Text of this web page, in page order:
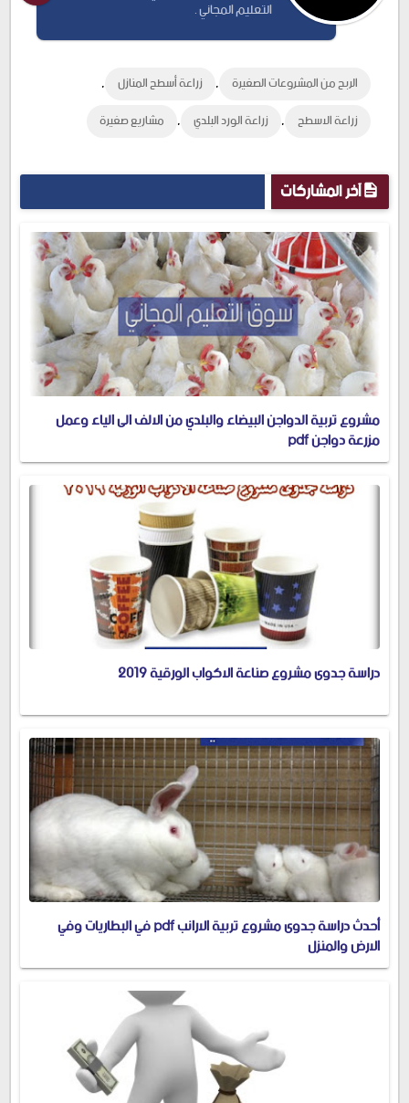
التعليم المجاني .
الربح من المشروعات الصغيرة , زراعة أسطح المنازل ,
زراعة الاسطح , زراعة الورد البلدي , مشاريع صغيرة
آخر المشاركات
مشروع تربية الدواجن البيضاء والبلدي من الالف الى الياء وعمل
مزرعة دواجن pdf
دراسة جدوى مشروع صناعة الاكواب الورقية 2019
أحدث دراسة جدوى مشروع تربية الارانب pdf في البطاريات وفي
الارض والمنزل